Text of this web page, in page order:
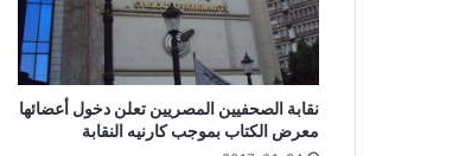
نقابة الصحفيين المصريين تعلن دخول أعضائها
معرض الكتاب بموجب كارنيه النقابة